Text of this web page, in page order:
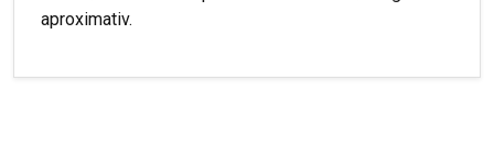
aproximativ.